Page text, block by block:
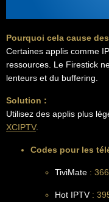
Pourquoi cela cause
Certaines applis comme
ressources. Le Firestick
lenteurs et du buffering.
Solution :
Utilisez des applis plus
XCIPTV.
Codes pour les
TiviMate :
Hot IPTV: